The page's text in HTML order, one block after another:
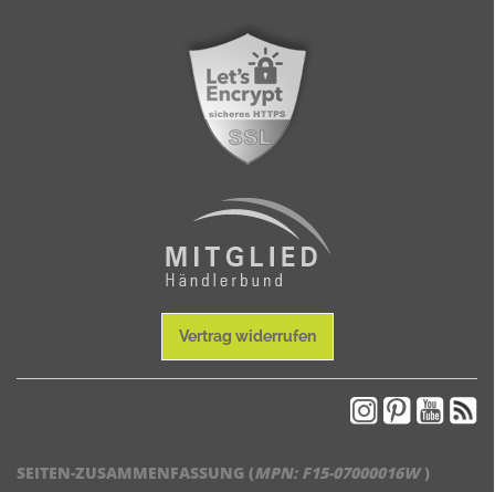
Vertrag widerrufen
SEITEN-ZUSAMMENFASSUNG (MPN: F15-07000016W)